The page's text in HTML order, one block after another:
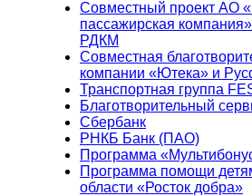
Совместный проект АО
пассажирская
РДКМ
Совместная
компании «Ютека» и
Транспортная группа
Благотворительный
Сбербанк
РНКБ Банк (ПАО)
Программа
Программа помощи
области «Росток добра»